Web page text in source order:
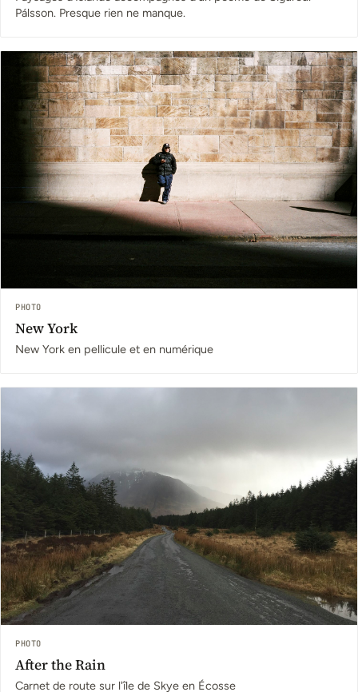
Pálsson. Presque rien ne manque.
PHOTO
New York
New York en pellicule et en numérique
PHOTO
After the Rain
Carnet de route sur l'île de Skye en Écosse